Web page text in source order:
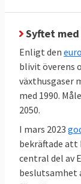
Sverige
Syftet
Enligt den
blivit överens
växthusgaser
med 1990.
2050.
I mars 2023
bekräftade att
central del av
beslutsamhet